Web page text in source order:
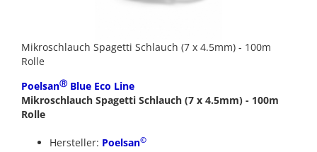
Mikroschlauch Spagetti Schlauch (7 x 4.5mm) - 100m
Rolle
PoelsanⓇ Blue Eco Line
Mikroschlauch Spagetti Schlauch (7 x 4.5mm) - 100m
Rolle
Hersteller: Poelsan©